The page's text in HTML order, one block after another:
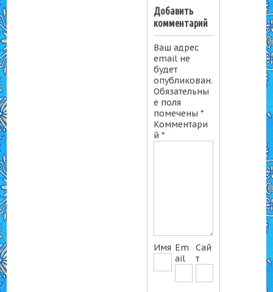
Добавить
комментарий
Ваш адрес
email не
будет
опубликован.
Обязательны
е поля
помечены*
Комментари
й*
Имя Em
ail
Сай
т